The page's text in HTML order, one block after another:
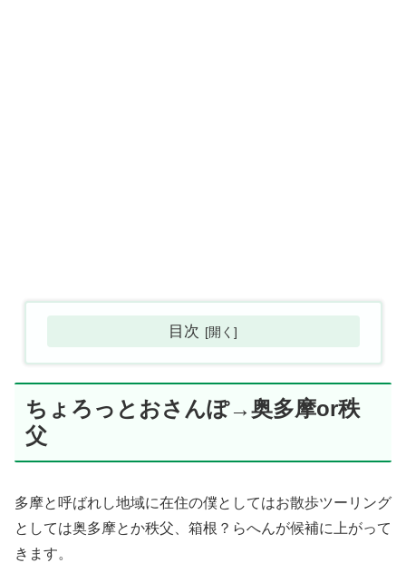
目次
ちょろっとおさんぽ→奥多摩or秩
父
多摩と呼ばれし地域に在住の僕としてはお散歩ツーリング
としては奥多摩とか秩父、箱根？らへんが候補に上がって
きます。